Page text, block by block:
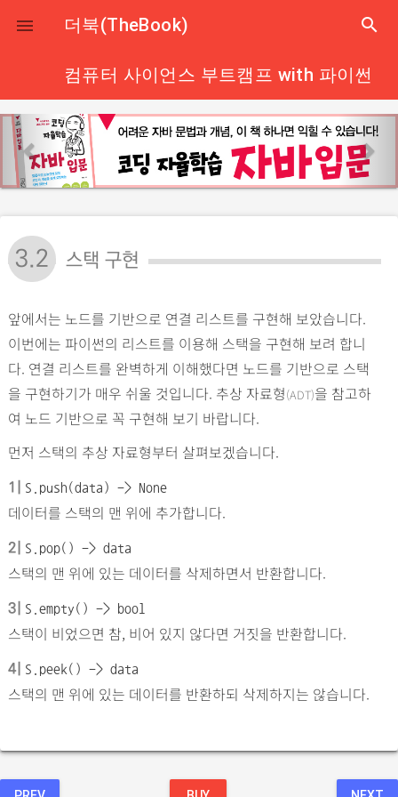
close
 더북(TheBook) search
컴퓨터 사이언스 부트캠프 with 파이썬
p
r
e
o
u
n
e
x
3.2 스택 구현
앞에서는 노드를 기반으로 연결 리스트를 구현해 보았습니다.
이번에는 파이썬의 리스트를 이용해 스택을 구현해 보려 합니
다. 연결 리스트를 완벽하게 이해했다면 노드를 기반으로 스택
을 구현하기가 매우 쉬울 것입니다. 추상 자료형(ADT)을 참고하
여 노드 기반으로 꼭 구현해 보기 바랍니다.
먼저 스택의 추상 자료형부터 살펴보겠습니다.
1| S.push(data) -> None
데이터를 스택의 맨 위에 추가합니다.
2| S.pop() -> data
스택의 맨 위에 있는 데이터를 삭제하면서 반환합니다.
3| S.empty() -> bool
스택이 비었으면 참, 비어 있지 않다면 거짓을 반환합니다.
4| S.peek() -> data
스택의 맨 위에 있는 데이터를 반환하되 삭제하지는 않습니다.